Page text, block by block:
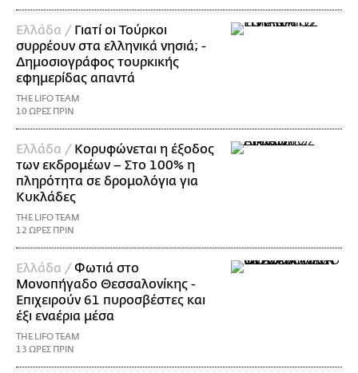
Ελλάδα / Γιατί οι Τούρκοι
συρρέουν στα ελληνικά νησιά; -
Δημοσιογράφος τουρκικής
εφημερίδας απαντά
THE LIFO TEAM
10 ΩΡΕΣ ΠΡΙΝ
Ελλάδα / Κορυφώνεται η έξοδος
των εκδρομέων – Στο 100% η
πληρότητα σε δρομολόγια για
Κυκλάδες
THE LIFO TEAM
12 ΩΡΕΣ ΠΡΙΝ
Ελλάδα /Φωτιά στο
Μονοπήγαδο Θεσσαλονίκης -
Επιχειρούν 61 πυροσβέστες και
έξι εναέρια μέσα
THE LIFO TEAM
13 ΩΡΕΣ ΠΡΙΝ